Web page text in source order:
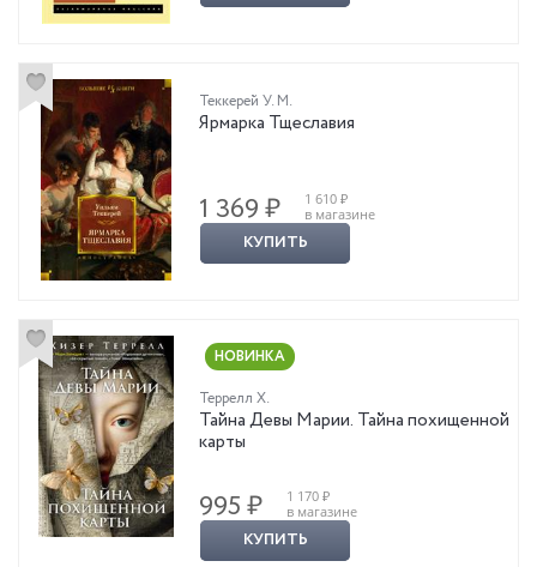
Теккерей У. М.
Ярмарка Тщеславия
1 369 ₽
1 610 ₽
в магазине
КУПИТЬ
НОВИНКА
Террелл Х.
Тайна Девы Марии. Тайна похищенной
карты
995 ₽
1 170 ₽
в магазине
КУПИТЬ